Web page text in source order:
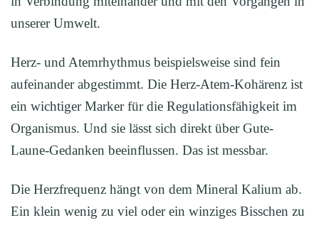
unserer Umwelt.
Herz- und Atemrhythmus beispielsweise sind fein
aufeinander abgestimmt. Die Herz-Atem-Kohärenz ist
ein wichtiger Marker für die Regulationsfähigkeit im
Organismus. Und sie lässt sich direkt über Gute-
Laune-Gedanken beeinflussen. Das ist messbar.
Die Herzfrequenz hängt von dem Mineral Kalium ab.
Ein klein wenig zu viel oder ein winziges Bisschen zu